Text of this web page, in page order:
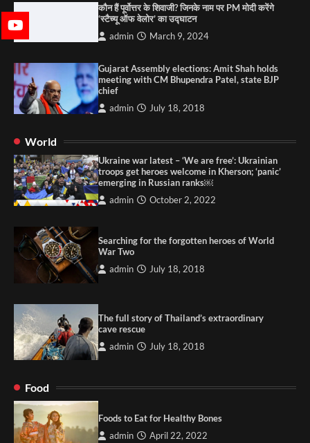
कौन हैं पूर्वोत्तर के शिवाजी? जिनके नाम पर PM मोदी करेंगे
‘स्टैच्यू ऑफ वेलोर’ का उद्घाटन
admin March 9, 2024
Gujarat Assembly elections: Amit Shah holds
meeting with CM Bhupendra Patel, state BJP
chief
admin July 18, 2018
World
Ukraine war latest – ‘We are free’: Ukrainian
troops get heroes welcome in Kherson; ‘panic’
emerging in Russian ranks￼
admin October 2, 2022
Searching for the forgotten heroes of World
War Two
admin July 18, 2018
The full story of Thailand’s extraordinary
cave rescue
admin July 18, 2018
Food
Foods to Eat for Healthy Bones
admin April 22, 2022